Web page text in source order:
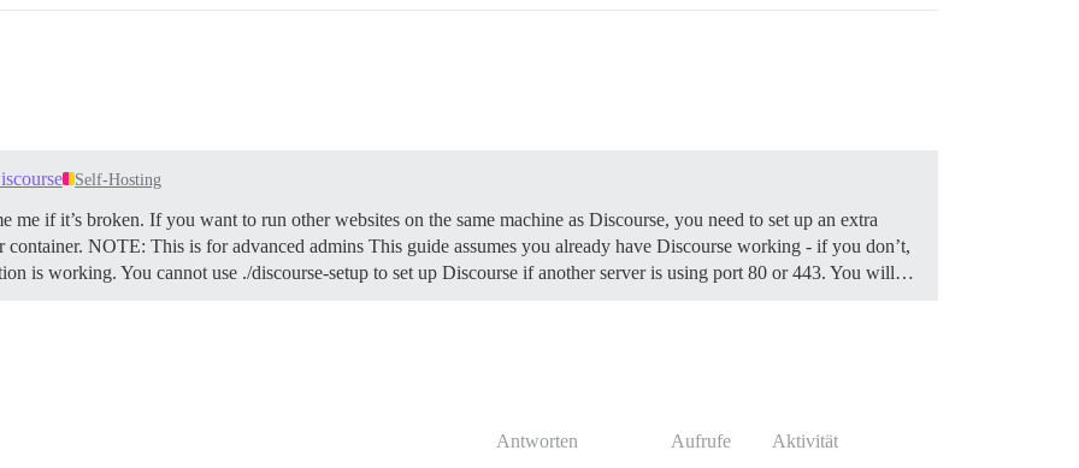
Self-Hosting
if it’s broken. If you want to run other websites on the same machine as Discourse, you need to set up an extra
NOTE: This is for advanced admins This guide assumes you already have Discourse working - if you don’t,
is working. You cannot use ./discourse-setup to set up Discourse if another server is using port 80 or 443. You will…
Antworten Aufrufe Aktivität